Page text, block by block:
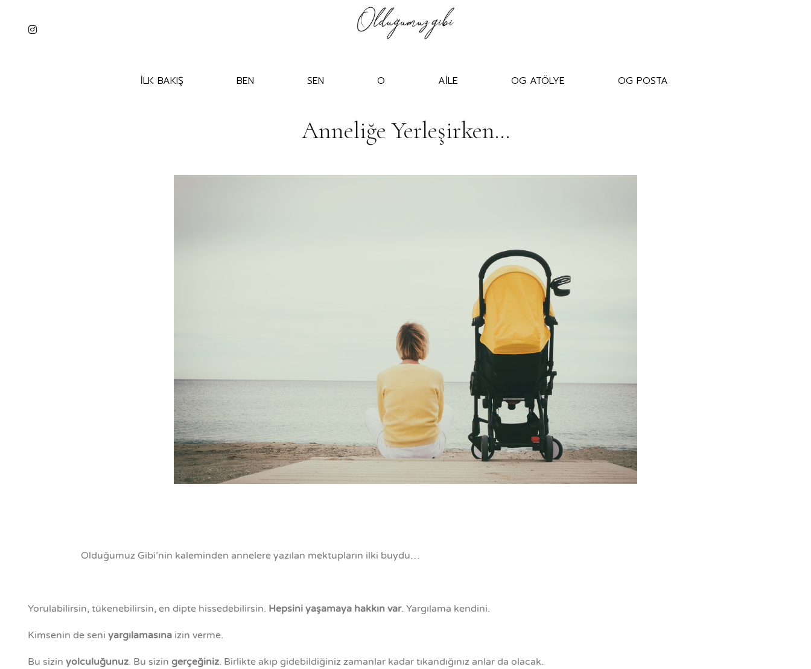
İLK BAKIŞ BEN SEN O AİLE OG ATÖLYE OG POSTA
Anneliğe Yerleşirken…
Olduğumuz Gibi’nin kaleminden annelere yazılan mektupların ilki buydu…
Yorulabilirsin, tükenebilirsin, en dipte hissedebilirsin. Hepsini yaşamaya hakkın var. Yargılama kendini.
Kimsenin de seni yargılamasına izin verme.
Bu sizin yolculuğunuz. Bu sizin gerçeğiniz. Birlikte akıp gidebildiğiniz zamanlar kadar tıkandığınız anlar da olacak.